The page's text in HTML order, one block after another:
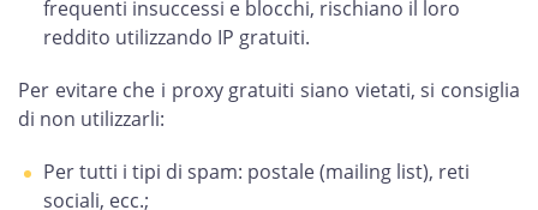
frequenti insuccessi e blocchi, rischiano il loro
reddito utilizzando IP gratuiti.
Per evitare che i proxy gratuiti siano vietati, si consiglia
di non utilizzarli:
Per tutti i tipi di spam: postale (mailing list), reti
sociali, ecc.;